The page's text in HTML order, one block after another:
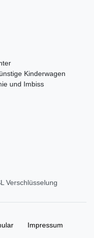
Kinderwagen
und Imbiss
Verschlüsselung
Impressum